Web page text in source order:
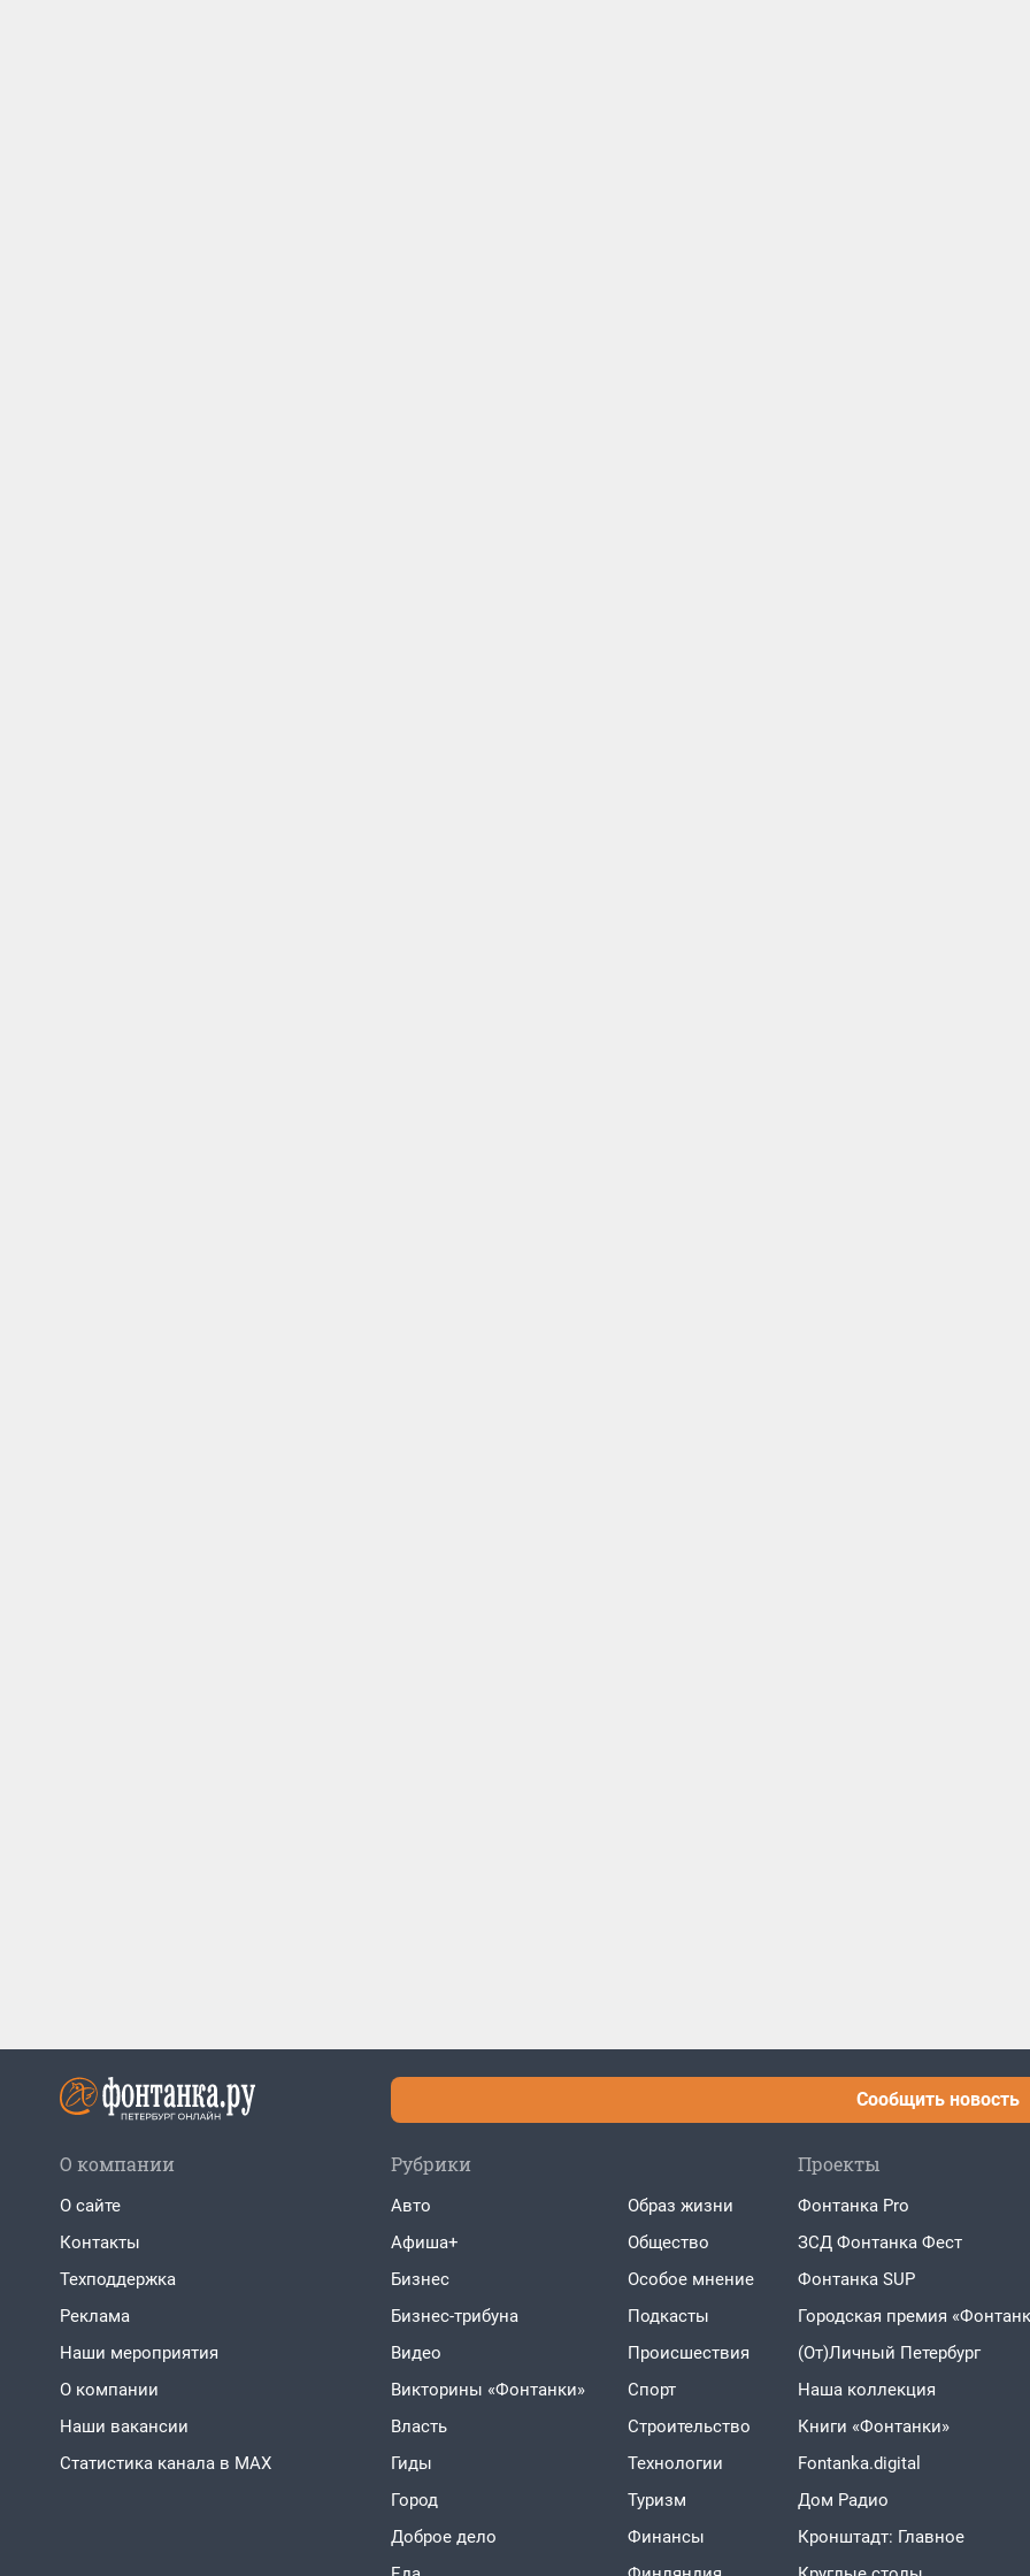
Сообщить новость
О компании
О сайте
Контакты
Техподдержка
Реклама
Наши мероприятия
О компании
Наши вакансии
Статистика канала в MAX
Рубрики
Авто
Афиша+
Бизнес
Бизнес-трибуна
Видео
Викторины «Фонтанки»
Власть
Гиды
Город
Доброе дело
Образ жизни
Общество
Особое мнение
Подкасты
Проиcшествия
Спорт
Строительство
Технологии
Туризм
Финансы
Проекты
Фонтанка Pro
ЗСД Фонтанка Фест
Фонтанка SUP
Городская премия
(От)Личный Петербург
Наша коллекция
Книги «Фонтанки»
Fontanka.digital
Дом Радио
Кронштадт: Главное